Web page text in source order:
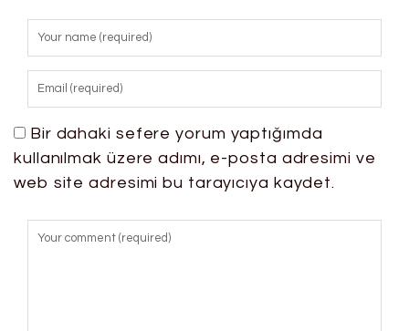
Bir dahaki sefere yorum yaptığımda
kullanılmak üzere adımı, e-posta adresimi ve
web site adresimi bu tarayıcıya kaydet.